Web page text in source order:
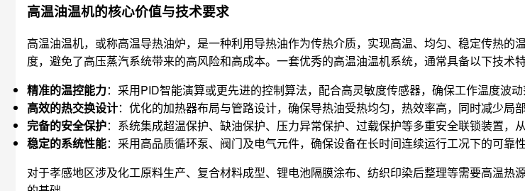
高温油温机的核心价值与技术要求
高温油温机，或称高温导热油炉，是一种利用导热油作为传热介质，实现高温、均匀、稳定传热
度，避免了高压蒸汽系统带来的高风险和高成本。一套优秀的高温油温机系统，通常具备以下技术特
精准的温控能力：采用PID智能演算或更先进的控制算法，配合高灵敏度传感器，确保工作温度波
高效的热交换设计：优化的加热器布局与管路设计，确保导热油受热均匀，热效率高，同时减少局
完备的安全保护：系统集成超温保护、缺油保护、压力异常保护、过载保护等多重安全联锁装置，
稳定的系统性能：采用高品质循环泵、阀门及电气元件，确保设备在长时间连续运行工况下的可靠性
对于孝感地区涉及化工原料生产、复合材料成型、锂电池隔膜涂布、纺织印染后整理等需要高温